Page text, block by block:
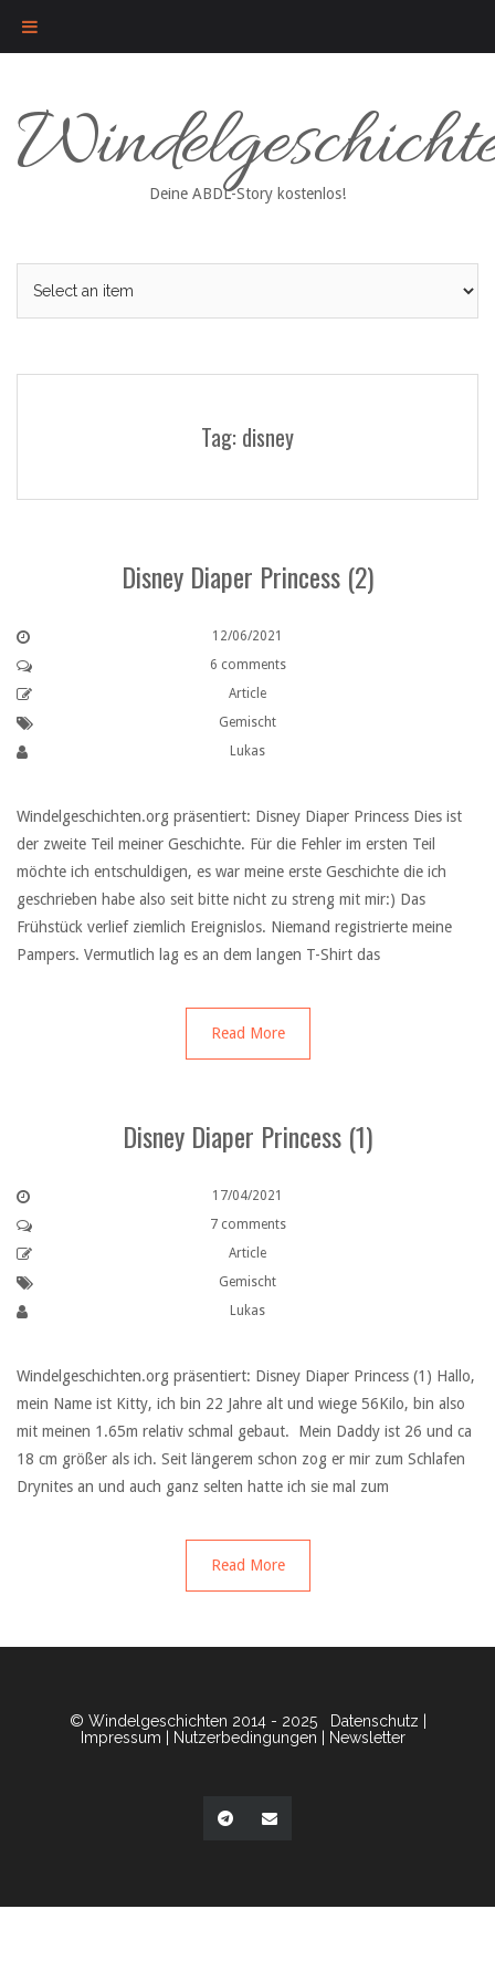
content
Deine ABDL-Story kostenlos!
Tag: disney
Disney Diaper Princess (2)
12/06/2021
6 comments
Article
Gemischt
Lukas
Windelgeschichten.org präsentiert: Disney Diaper Princess Dies ist
der zweite Teil meiner Geschichte. Für die Fehler im ersten Teil
möchte ich entschuldigen, es war meine erste Geschichte die ich
geschrieben habe also seit bitte nicht zu streng mit mir:) Das
Frühstück verlief ziemlich Ereignislos. Niemand registrierte meine
Pampers. Vermutlich lag es an dem langen T-Shirt das
Read More
Disney Diaper Princess (1)
17/04/2021
7 comments
Article
Gemischt
Lukas
Windelgeschichten.org präsentiert: Disney Diaper Princess (1) Hallo,
mein Name ist Kitty, ich bin 22 Jahre alt und wiege 56Kilo, bin also
mit meinen 1.65m relativ schmal gebaut. Mein Daddy ist 26 und ca
18 cm größer als ich. Seit längerem schon zog er mir zum Schlafen
Drynites an und auch ganz selten hatte ich sie mal zum
Read More
© Windelgeschichten 2014 - 2025 Datenschutz
Impressum
Nutzerbedingungen Newsletter